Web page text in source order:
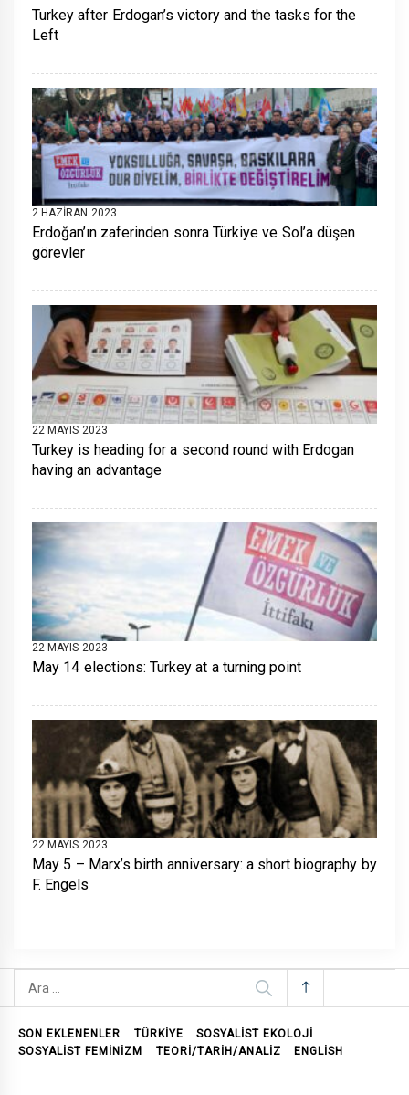
Turkey after Erdogan’s victory and the tasks for the
Left
2 HAZIRAN 2023
Erdoğan’ın zaferinden sonra Türkiye ve Sol’a düşen
görevler
22 MAYIS 2023
Turkey is heading for a second round with Erdogan
having an advantage
22 MAYIS 2023
May 14 elections: Turkey at a turning point
22 MAYIS 2023
May 5 – Marx’s birth anniversary: a short biography by
F. Engels
Arama:
SON EKLENENLER TÜRKİYE
SOSYALIST EKOLOJI
SOSYALIST FEMINIZM
TEORI/TARIH/ANALIZ ENGLISH